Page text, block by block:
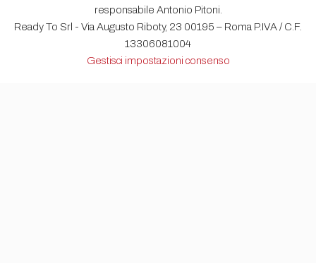
responsabile Antonio Pitoni.
Ready To Srl - Via Augusto Riboty, 23 00195 – Roma P.IVA / C.F.
13306081004
Gestisci impostazioni consenso